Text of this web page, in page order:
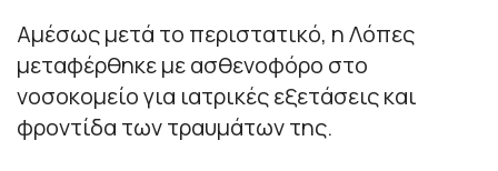
Αμέσως μετά το περιστατικό, η Λόπες
μεταφέρθηκε με ασθενοφόρο στο
νοσοκομείο για ιατρικές εξετάσεις και
φροντίδα των τραυμάτων της.